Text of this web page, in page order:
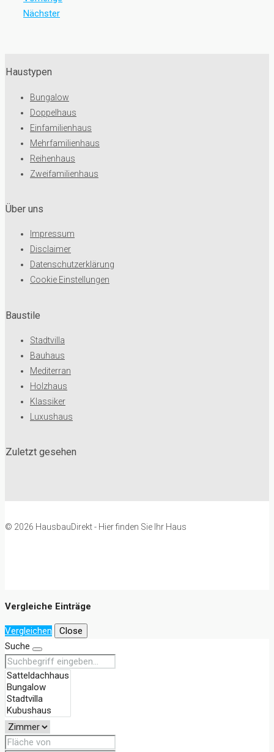
Nächster
Haustypen
Bungalow
Doppelhaus
Einfamilienhaus
Mehrfamilienhaus
Reihenhaus
Zweifamilienhaus
Baustile
Stadtvilla
Bauhaus
Mediterran
Holzhaus
Klassiker
Luxushaus
Über uns
Impressum
Disclaimer
Datenschutzerklärung
Cookie Einstellungen
Zuletzt gesehen
© 2026 HausbauDirekt - Hier finden Sie Ihr Haus
Vergleiche Einträge
Vergleichen
Close
Suche